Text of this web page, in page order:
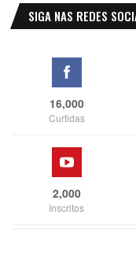
SIGA NAS REDES
16,000
Curtidas
2,000
Inscritos